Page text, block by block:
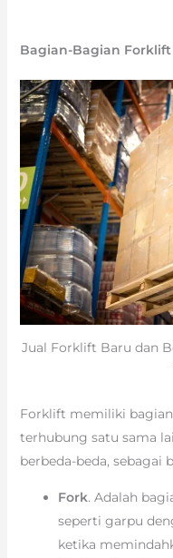
Bagian-Bagian Forklift
Jual Forklift Baru dan
Forklift memiliki
terhubung satu sama
berbeda-beda, sebagai
Fork. Adalah
seperti garpu
ketika